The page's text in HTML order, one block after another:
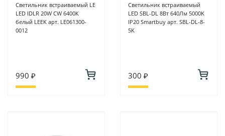
Светильник встраиваемый LE
LED IDLR 20W CW 6400К
белый LEEK арт. LE061300-
0012
990 ₽
Светильник встраиваемый
LED SBL-DL 8Вт 640Лм 5000K
IP20 Smartbuy арт. SBL-DL-8-
5K
300 ₽